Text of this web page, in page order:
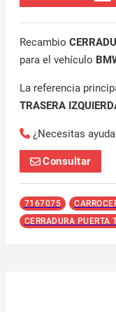
Recambio
para el vehículo
La referencia
TRASERA
¿Necesitas
Consultar
7167075
CERRADURA PUERTA